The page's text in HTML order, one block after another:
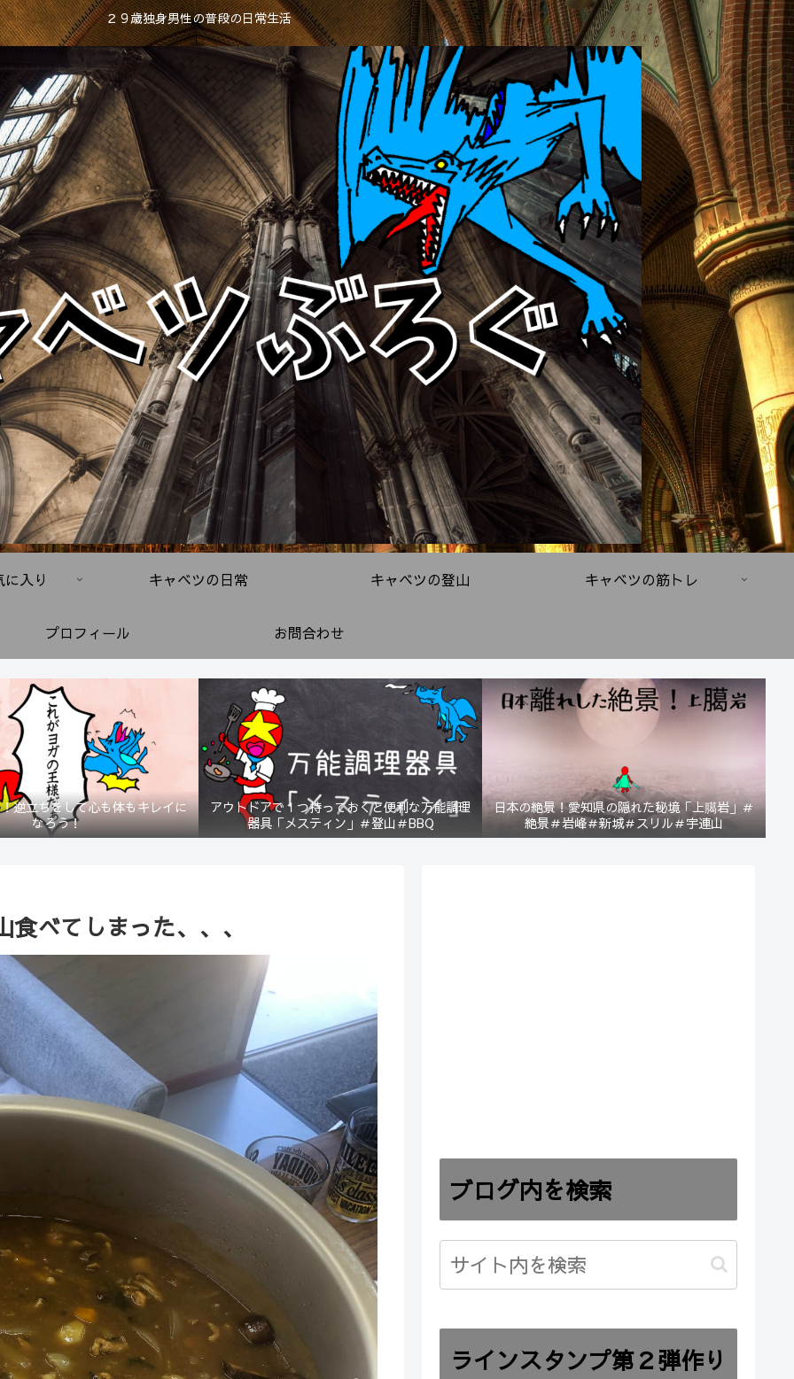
２９歳独身男性の普段の日常生活
入り キャベツの日常 キャベツの登山 キャベツの筋トレ
プロフィール お問合わせ
逆立ちをして心も体もキレイに
なろう！
アウトドアで１つ持っておくと便利な万能調理
器具「メスティン」＃登山＃BBQ
日本の絶景！愛知県の隠れた秘境「上臈岩」＃
絶景＃岩峰＃新城＃スリル＃宇連山
べてしまった、、、
ブログ内を検索
ラインスタンプ第２弾作り